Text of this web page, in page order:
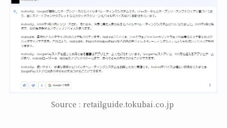
Source : retailguide.tokubai.co.jp